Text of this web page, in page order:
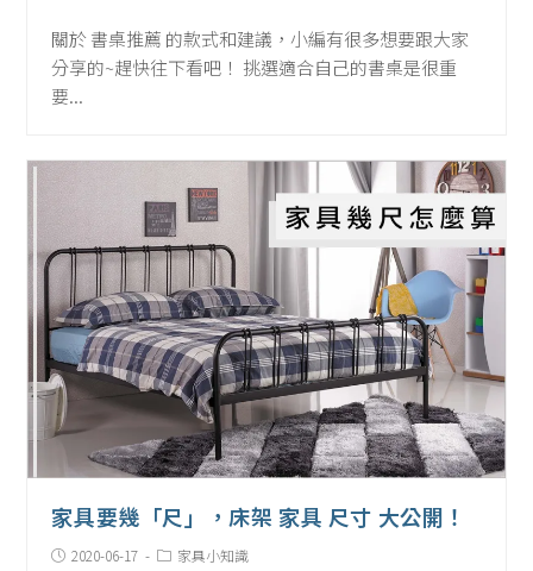
關於 書桌推薦 的款式和建議，小編有很多想要跟大家
分享的~趕快往下看吧！ 挑選適合自己的書桌是很重
要...
家具要幾「尺」，床架 家具 尺寸 大公開！
Post2020-06-17
Post家具小知識